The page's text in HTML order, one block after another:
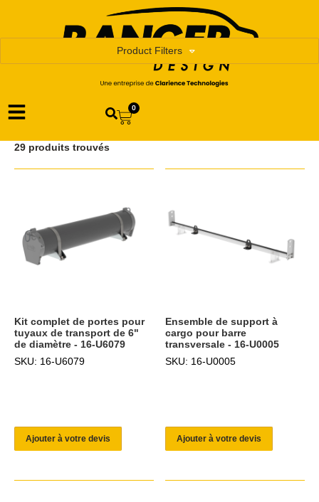
0
Product Filters
29 produits trouvés
Kit complet de portes pour
tuyaux de transport de 6"
de diamètre - 16-U6079
SKU: 16-U6079
Ajouter à votre devis
Ensemble de support à
cargo pour barre
transversale - 16-U0005
SKU: 16-U0005
Ajouter à votre devis